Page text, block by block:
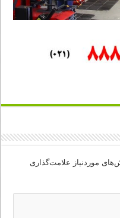
موردنیاز علامت‌گذاری